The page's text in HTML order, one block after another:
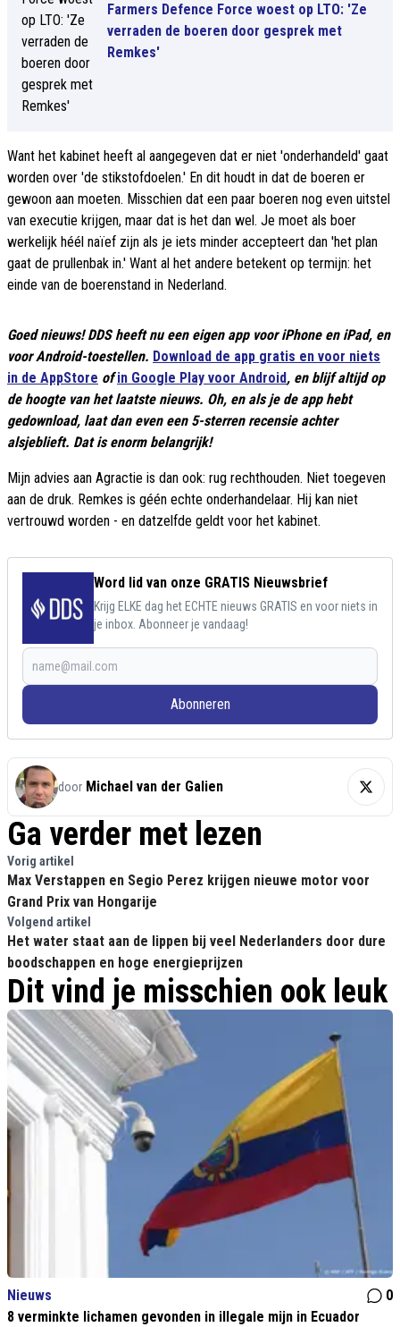
Farmers Defence Force woest op LTO: 'Ze
verraden de boeren door gesprek met
Remkes'
Want het kabinet heeft al aangegeven dat er niet 'onderhandeld' gaat
worden over 'de stikstofdoelen.' En dit houdt in dat de boeren er
gewoon aan moeten. Misschien dat een paar boeren nog even uitstel
van executie krijgen, maar dat is het dan wel. Je moet als boer
werkelijk héél naïef zijn als je iets minder accepteert dan 'het plan
gaat de prullenbak in.' Want al het andere betekent op termijn: het
einde van de boerenstand in Nederland.
Goed nieuws! DDS heeft nu een eigen app voor iPhone en iPad, en
voor Android-toestellen. Download de app gratis en voor niets
in de AppStore ofin Google Play voor Android, en blijf altijd op
de hoogte van het laatste nieuws. Oh, en als je de app hebt
gedownload, laat dan even een 5-sterren recensie achter
alsjeblieft. Dat is enorm belangrijk!
Mijn advies aan Agractie is dan ook: rug rechthouden. Niet toegeven
aan de druk. Remkes is géén echte onderhandelaar. Hij kan niet
vertrouwd worden - en datzelfde geldt voor het kabinet.
Word lid van onze GRATIS Nieuwsbrief
Krijg ELKE dag het ECHTE nieuws GRATIS en voor niets in
je inbox. Abonneer je vandaag!
Abonneren
door Michael van der Galien
Ga verder met lezen
Vorig artikel
Max Verstappen en Segio Perez krijgen nieuwe motor voor
Grand Prix van Hongarije
Volgend artikel
Het water staat aan de lippen bij veel Nederlanders door dure
boodschappen en hoge energieprijzen
Dit vind je misschien ook leuk
Nieuws
0
8 verminkte lichamen gevonden in illegale mijn in Ecuador